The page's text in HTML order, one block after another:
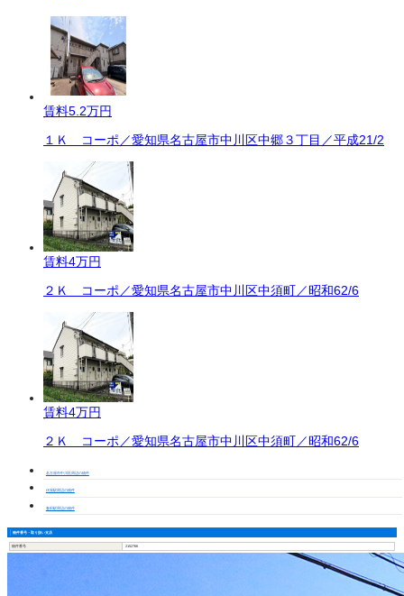
賃料5.2万円
１Ｋ コーポ／愛知県名古屋市中川区中郷３丁目／平成21/2
賃料4万円
２Ｋ コーポ／愛知県名古屋市中川区中須町／昭和62/6
賃料4万円
２Ｋ コーポ／愛知県名古屋市中川区中須町／昭和62/6
名古屋市中川区周辺の物件
伏屋駅周辺の物件
春田駅周辺の物件
物件番号・取り扱い支店
物件番号 2152766